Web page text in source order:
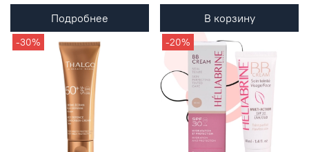
Подробнее В корзину
-30% -20%